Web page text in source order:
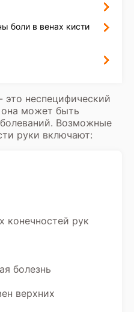
боли в венах кисти
это неспецифический
она может быть
Возможные
руки включают:
конечностей рук
болезнь
верхних